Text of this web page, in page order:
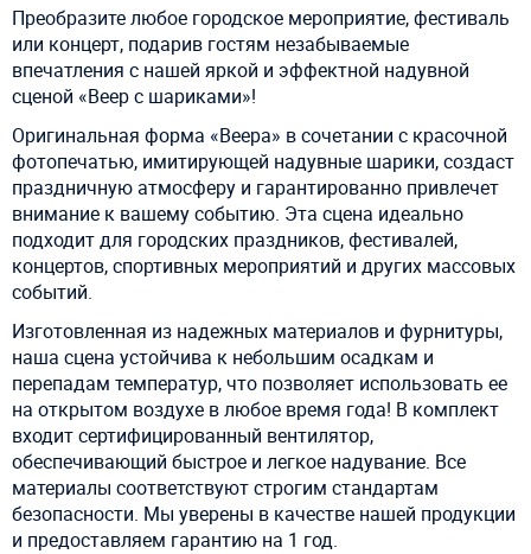
Преобразите любое городское мероприятие, фестиваль
или концерт, подарив гостям незабываемые
впечатления с нашей яркой и эффектной надувной
сценой «Веер с шариками»!
Оригинальная форма «Веера» в сочетании с красочной
фотопечатью, имитирующей надувные шарики, создаст
праздничную атмосферу и гарантированно привлечет
внимание к вашему событию. Эта сцена идеально
подходит для городских праздников, фестивалей,
концертов, спортивных мероприятий и других массовых
событий.
Изготовленная из надежных материалов и фурнитуры,
наша сцена устойчива к небольшим осадкам и
перепадам температур, что позволяет использовать ее
на открытом воздухе в любое время года! В комплект
входит сертифицированный вентилятор,
обеспечивающий быстрое и легкое надувание. Все
материалы соответствуют строгим стандартам
безопасности. Мы уверены в качестве нашей продукции
и предоставляем гарантию на 1 год.